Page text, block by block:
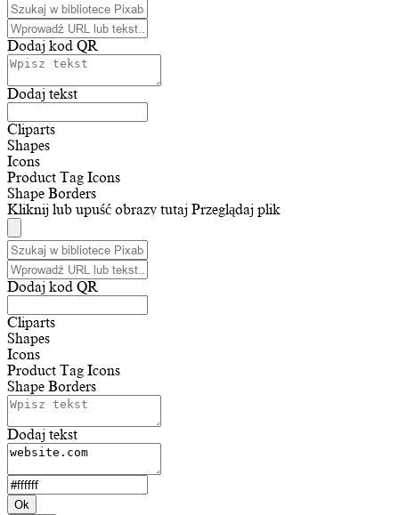
Dodaj kod QR
Dodaj tekst
Cliparts
Shapes
Icons
Product Tag Icons
Shape Borders
Kliknij lub upuść obrazy tutaj Przeglądaj plik
Dodaj kod QR
Cliparts
Shapes
Icons
Product Tag Icons
Shape Borders
Dodaj tekst
Ok